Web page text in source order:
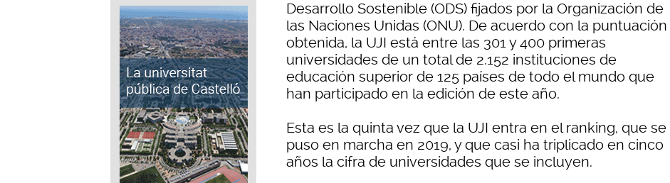
Desarrollo Sostenible (ODS) fijados por la Organización de
las Naciones Unidas (ONU). De acuerdo con la puntuación
obtenida, la UJI está entre las 301 y 400 primeras
universidades de un total de 2.152 instituciones de
educación superior de 125 países de todo el mundo que
han participado en la edición de este año.
Esta es la quinta vez que la UJI entra en el ranking, que se
puso en marcha en 2019, y que casi ha triplicado en cinco
años la cifra de universidades que se incluyen.